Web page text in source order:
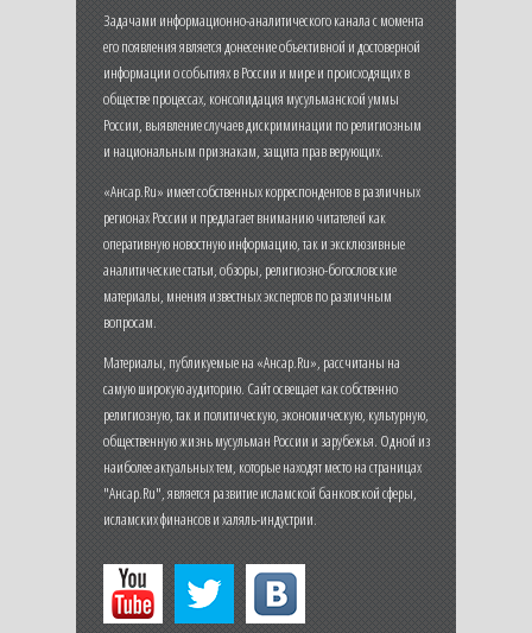
Задачами информационно-аналитического канала с момента
его появления является донесение объективной и достоверной
информации о событиях в России и мире и происходящих в
обществе процессах, консолидация мусульманской уммы
России, выявление случаев дискриминации по религиозным
и национальным признакам, защита прав верующих.
«Ансар.Ru» имеет собственных корреспондентов в различных
регионах России и предлагает вниманию читателей как
оперативную новостную информацию, так и эксклюзивные
аналитические статьи, обзоры, религиозно-богословские
материалы, мнения известных экспертов по различным
вопросам.
Материалы, публикуемые на «Ансар.Ru», рассчитаны на
самую широкую аудиторию. Сайт освещает как собственно
религиозную, так и политическую, экономическую, культурную,
общественную жизнь мусульман России и зарубежья. Одной из
наиболее актуальных тем, которые находят место на страницах
"Ансар.Ru", является развитие исламской банковской сферы,
исламских финансов и халяль-индустрии.